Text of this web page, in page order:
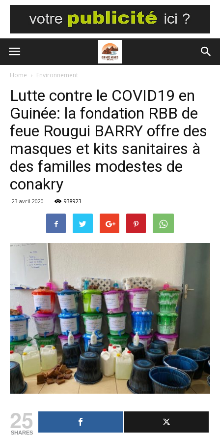
Home Environnement
Lutte contre le COVID19 en
Guinée: la fondation RBB de
feue Rougui BARRY offre des
masques et kits sanitaires à
des familles modestes de
conakry
23 avril 2020 938923
25
SHARES